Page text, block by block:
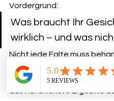
Vordergrund:
Was braucht Ihr
wirklich – und was
Nicht jede Falte muss
werden.Nicht jede
braucht eine
das natürlichste Ergebnis